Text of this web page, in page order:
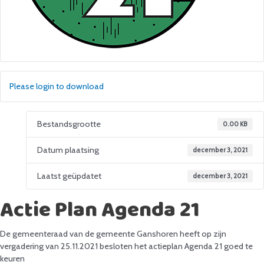
Please login to download
Bestandsgrootte 0.00 KB
Datum plaatsing december 3, 2021
Laatst geüpdatet december 3, 2021
Actie Plan Agenda 21
De gemeenteraad van de gemeente Ganshoren heeft op zijn
vergadering van 25.11.2021 besloten het actieplan Agenda 21 goed te
keuren